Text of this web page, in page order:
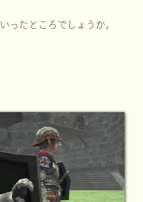
たところでしょうか。